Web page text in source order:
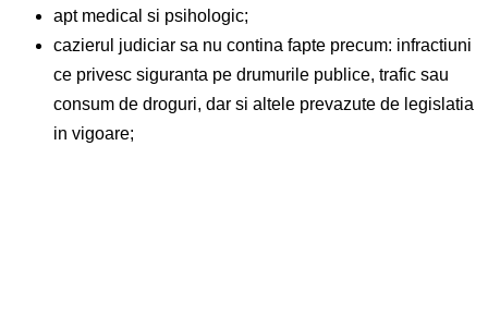
apt medical si psihologic;
cazierul judiciar sa nu contina fapte precum: infractiuni
ce privesc siguranta pe drumurile publice, trafic sau
consum de droguri, dar si altele prevazute de legislatia
in vigoare;